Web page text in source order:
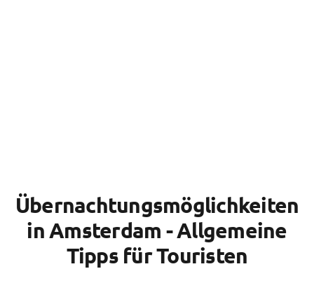
Übernachtungsmöglichkeiten
in Amsterdam - Allgemeine
Tipps für Touristen